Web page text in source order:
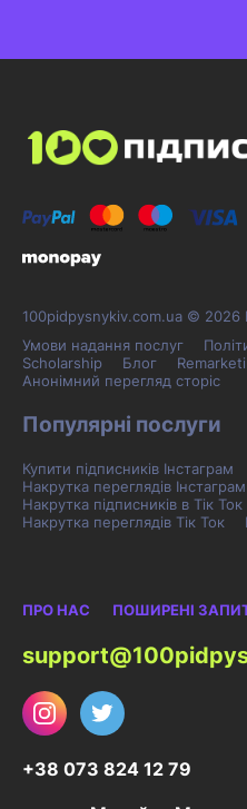
100pidpysnykiv.com.ua © 2026
Умови надання послуг
Scholarship
Блог
Анонімний перегляд сторіс
Популярні послуги
Купити підписників Інстаграм
Накрутка переглядів Інстаграм
Накрутка підписників в Тік Ток
Накрутка переглядів Тік Ток
ПРО НАС ПОШИРЕНІ
+38 073 824 12 79